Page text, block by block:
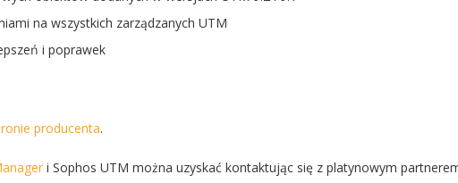
na wszystkich zarządzanych UTM
i poprawek
producenta.
i Sophos UTM można uzyskać kontaktując się z platynowym